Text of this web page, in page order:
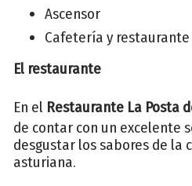
Ascensor
Cafetería y restaurante
El restaurante
En el Restaurante La Posta
de contar con un excelente
desgustar los sabores de la
asturiana.